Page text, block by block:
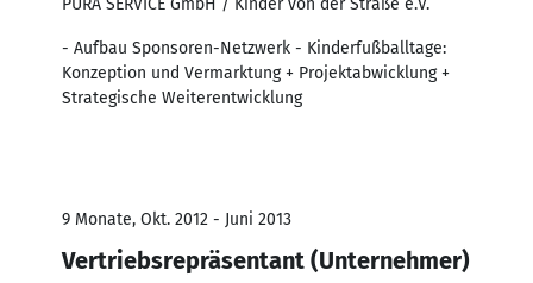
- Aufbau Sponsoren-Netzwerk - Kinderfußballtage:
Konzeption und Vermarktung + Projektabwicklung +
Strategische Weiterentwicklung
9 Monate, Okt. 2012 - Juni 2013
Vertriebsrepräsentant (Unternehmer)